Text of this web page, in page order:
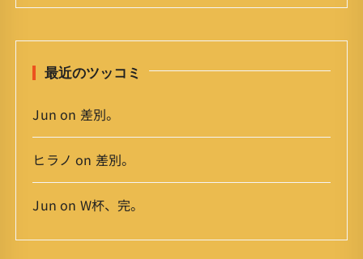
最近のツッコミ
Jun on 差別。
ヒラノ on 差別。
Jun on W杯、完。